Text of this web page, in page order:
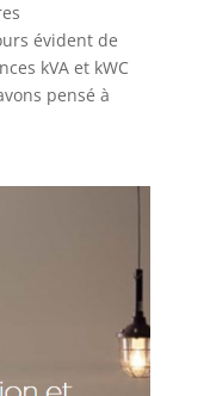
évident de
kVA et kWC
pensé à